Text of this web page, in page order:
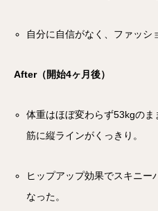
自分に自信がなく、ファッシ
After（開始4ヶ月後）
体重はほぼ変わらず53kgの
筋に縦ラインがくっきり。
ヒップアップ効果でスキニー
なった。